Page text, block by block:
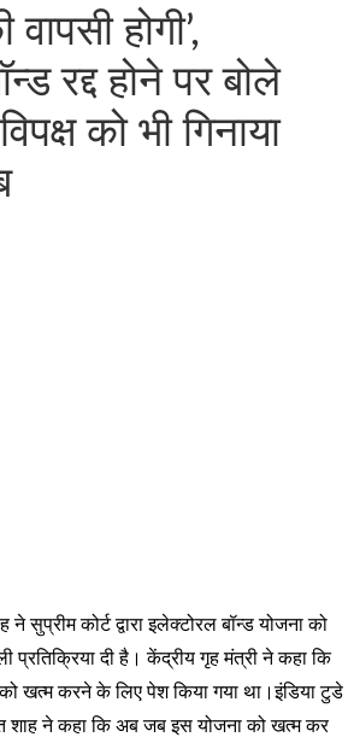
होगी’,
रद्द होने पर बोले
को भी गिनाया
ने सुप्रीम कोर्ट द्वारा इलेक्टोरल बॉन्ड योजना को
प्रतिक्रिया दी है। केंद्रीय गृह मंत्री ने कहा कि
खत्म करने के लिए पेश किया गया था।इंडिया टुडे
शाह ने कहा कि अब जब इस योजना को खत्म कर